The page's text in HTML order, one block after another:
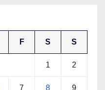
F S S
1 2
7 8 9